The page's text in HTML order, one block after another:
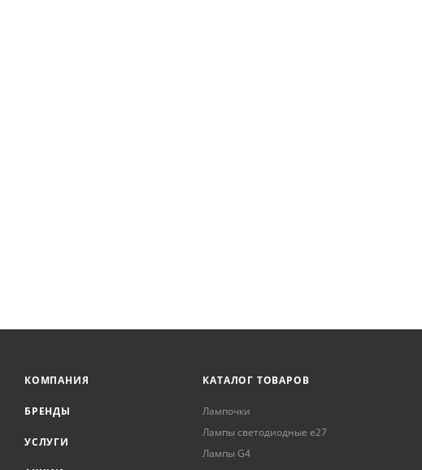
КОМПАНИЯ
БРЕНДЫ
УСЛУГИ
КАТАЛОГ ТОВАРОВ
Лампочки
Лампы светодиодные е27
Лампы G4